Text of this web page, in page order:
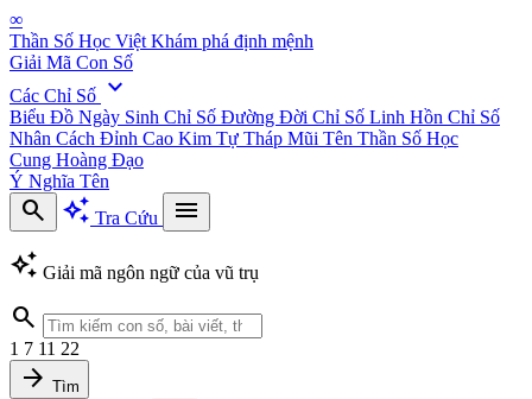
∞
Thần Số Học Việt Khám phá định mệnh
Giải Mã Con Số
Các Chỉ Số expand_more
Biểu Đồ Ngày Sinh Chỉ Số Đường Đời Chỉ Số Linh Hồn Chỉ Số
Nhân Cách Đỉnh Cao Kim Tự Tháp Mũi Tên Thần Số Học
Cung Hoàng Đạo
Ý Nghĩa Tên
search auto_awesome Tra Cứu
menu
auto_awesome Giải mã ngôn ngữ của vũ trụ
search
1 7 11 22
arrow_forward Tìm